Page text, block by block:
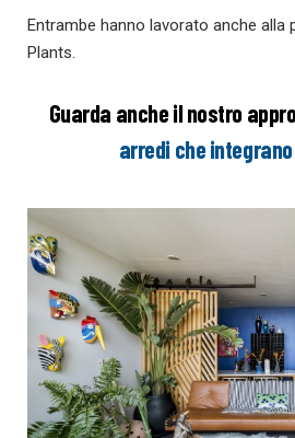
Entrambe hanno lavorato anche alla
Plants.
Guarda anche il nostro
arredi che